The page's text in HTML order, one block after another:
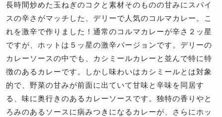
長時間炒めた玉ねぎのコクと素材そのものの甘みにスパイ
スの辛さがマッチした、デリーで人気のコルマカレー。こ
れを激辛で作りました！通常のコルマカレーが辛さ２ッ星
ですが、ホットは５ッ星の激辛バージョンです。デリーの
カレーソースの中でも、カシミールカレーと並んで特に特
徴のあるカレーです。しかし味わいはカシミールとは対象
的で、野菜の甘みが前面に出ていて甘味と辛味を同居す
る、味に奥行きのあるカレーソースです。独特の香りやと
ろみのあるソースに病みつきになるカレーが、さらにホッ